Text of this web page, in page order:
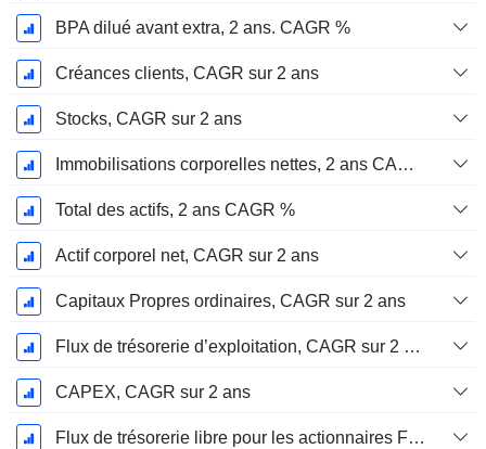
BPA dilué avant extra, 2 ans. CAGR %
Créances clients, CAGR sur 2 ans
Stocks, CAGR sur 2 ans
Immobilisations corporelles nettes, 2 ans CAGR %
Total des actifs, 2 ans CAGR %
Actif corporel net, CAGR sur 2 ans
Capitaux Propres ordinaires, CAGR sur 2 ans
Flux de trésorerie d’exploitation, CAGR sur 2 ans
CAPEX, CAGR sur 2 ans
Flux de trésorerie libre pour les actionnaires FCFE, CAGR sur 2 ans